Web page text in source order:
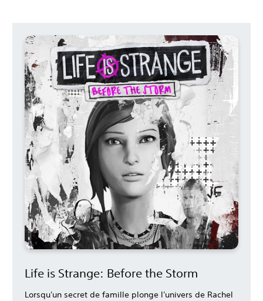
Life is Strange: Before the Storm
Lorsqu'un secret de famille plonge l'univers de Rachel